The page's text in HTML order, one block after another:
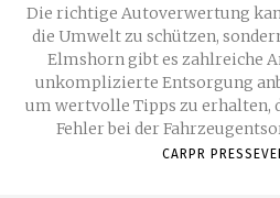
Die richtige Autoverwertung
die Umwelt zu schützen,
Elmshorn gibt es zahlreiche
unkomplizierte Entsorgung
um wertvolle Tipps zu erhalten,
Fehler bei der
CARPR